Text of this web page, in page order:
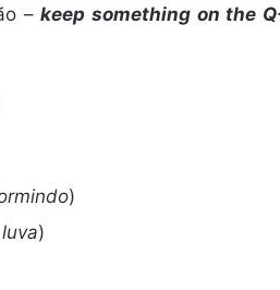
–keep something on the
)
)